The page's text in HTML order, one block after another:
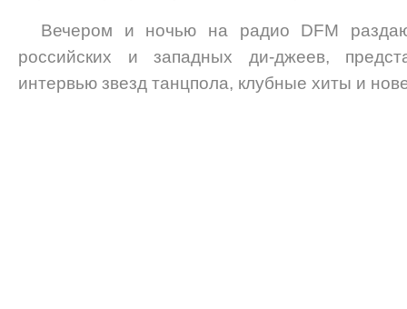
Вечером и ночью на радио DFM
российских и западных ди-джеев,
интервью звезд танцпола, клубные хиты и